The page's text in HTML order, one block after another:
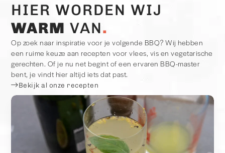
HIER WORDEN WIJ
WARM VAN
Op zoek naar inspiratie voor je volgende BBQ? Wij hebben
een ruime keuze aan recepten voor vlees, vis en vegetarische
gerechten. Of je nu net begint of een ervaren BBQ-master
bent, je vindt hier altijd iets dat past.
Bekijk al onze recepten